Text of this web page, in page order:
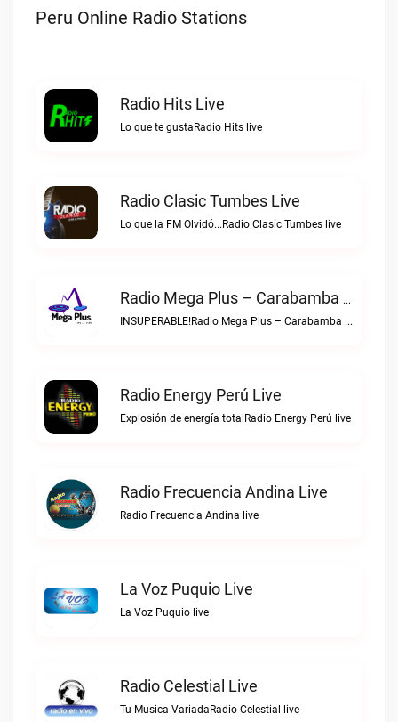
Peru Online Radio Stations
Radio Hits Live
Lo que te gustaRadio Hits live
Radio Clasic Tumbes Live
Lo que la FM Olvidó...Radio Clasic Tumbes live
Radio Mega Plus – Carabamba Live
INSUPERABLE!Radio Mega Plus – Carabamba live
Radio Energy Perú Live
Explosión de energía totalRadio Energy Perú live
Radio Frecuencia Andina Live
Radio Frecuencia Andina live
La Voz Puquio Live
La Voz Puquio live
Radio Celestial Live
Tu Musica VariadaRadio Celestial live